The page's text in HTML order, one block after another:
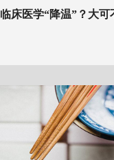
临床医学“降温”？大可